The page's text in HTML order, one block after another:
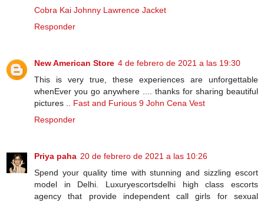
Cobra Kai Johnny Lawrence Jacket
Responder
New American Store 4 de febrero de 2021 a las 19:30
This is very true, these experiences are unforgettable
whenEver you go anywhere .... thanks for sharing beautiful
pictures .. Fast and Furious 9 John Cena Vest
Responder
Priya paha 20 de febrero de 2021 a las 10:26
Spend your quality time with stunning and sizzling escort
model in Delhi. Luxuryescortsdelhi high class escorts
agency that provide independent call girls for sexual